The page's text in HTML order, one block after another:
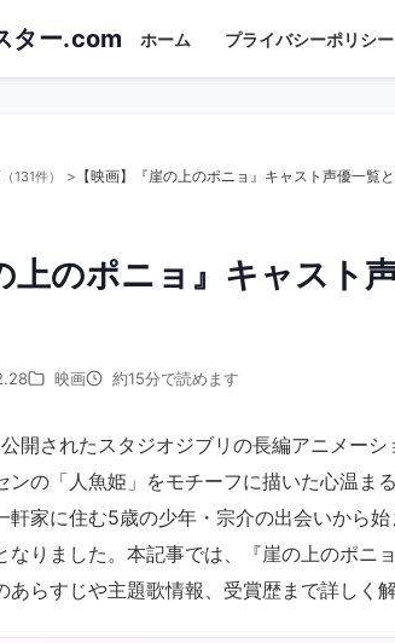
ター.com ホーム プライバシーポリシー
（131件）
上のポニョ』キャスト
映画 約15分で読めます
開されたスタジオジブリの長編アニメー
ンの「人魚姫」をモチーフに描いた心温ま
軒家に住む5歳の少年・宗介の出会いから
なりました。本記事では、『崖の上のポニ
あらすじや主題歌情報、受賞歴まで詳しく